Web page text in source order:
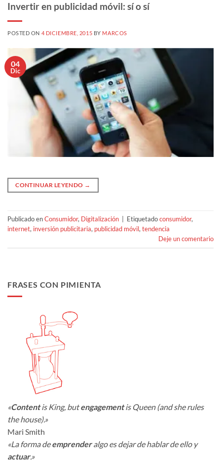
Invertir en publicidad móvil: sí o sí
POSTED ON 4 DICIEMBRE, 2015 BY MARCOS
04
Dic
CONTINUAR LEYENDO →
Publicado enConsumidor, Digitalización Etiquetadoconsumidor,
internet, inversión publicitaria, publicidad móvil,tendencia
Deje un comentario
FRASES CON PIMIENTA
«Contentis King, butengagementis Queen (and she rules
the house).»
Mari Smith
«La forma deemprenderalgo es dejar de hablar de ello y
actuar.»